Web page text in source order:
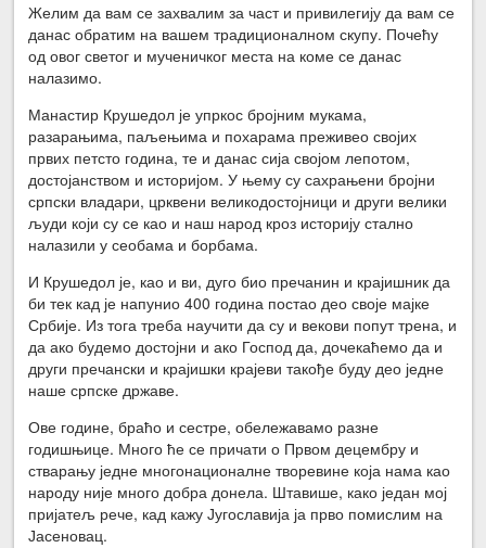
Желим да вам се захвалим за част и привилегију да вам се
данас обратим на вашем традиционалном скупу. Почећу
од овог светог и мученичког места на коме се данас
налазимо.
Манастир Крушедол је упркос бројним мукама,
разарањима, паљењима и похарама преживео својих
првих петсто година, те и данас сија својом лепотом,
достојанством и историјом. У њему су сахрањени бројни
српски владари, црквени великодостојници и други велики
људи који су се као и наш народ кроз историју стално
налазили у сеобама и борбама.
И Крушедол је, као и ви, дуго био пречанин и крајишник да
би тек кад је напунио 400 година постао део своје мајке
Србије. Из тога треба научити да су и векови попут трена, и
да ако будемо достојни и ако Господ да, дочекаћемо да и
други пречански и крајишки крајеви такође буду део једне
наше српске државе.
Ове године, браћо и сестре, обележавамо разне
годишњице. Много ће се причати о Првом децембру и
стварању једне многонационалне творевине која нама као
народу није много добра донела. Штавише, како један мој
пријатељ рече, кад кажу Југославија ја прво помислим на
Јасеновац.